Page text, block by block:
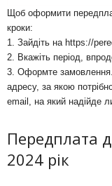
Щоб оформити
кроки:
1. Зайдіть на https://
2. Вкажіть період,
3. Оформте
адресу, за якою
email, на який надійде
Передплата
2024 рік